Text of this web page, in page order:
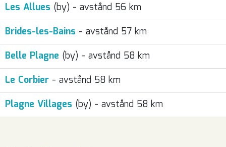
Les Allues (by) - avstånd 56 km
Brides-les-Bains - avstånd 57 km
Belle Plagne (by) - avstånd 58 km
Le Corbier - avstånd 58 km
Plagne Villages (by) - avstånd 58 km